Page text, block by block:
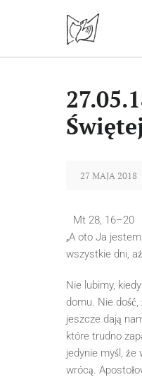
Świętej
27 MAJA 2018
Mt 28, 16–20
„A oto Ja
wszystkie dni,
Nie lubimy,
domu. Nie
jeszcze dają
które trudno
jedynie myśl, że
wrócą.